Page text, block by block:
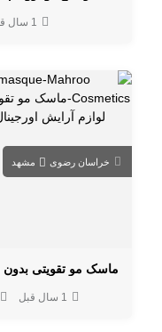
1 سال قبل
خراسان رضوی مشهد
1 سال قبل